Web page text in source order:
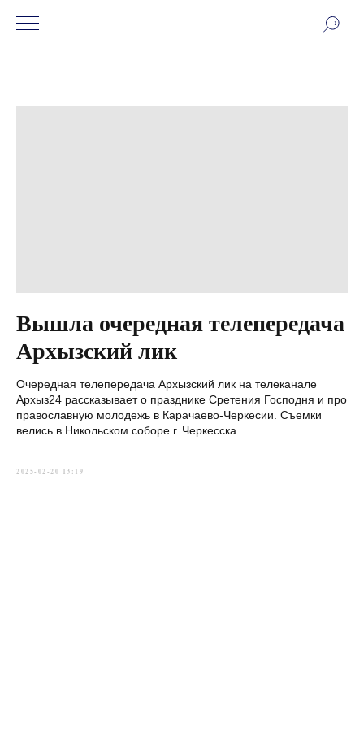
Вышла очередная телепередача
Архызский лик
Очередная телепередача Архызский лик на телеканале
Архыз24 рассказывает о празднике Сретения Господня и про
православную молодежь в Карачаево-Черкесии. Съемки
велись в Никольском соборе г. Черкесска.
2025-02-20 13:19